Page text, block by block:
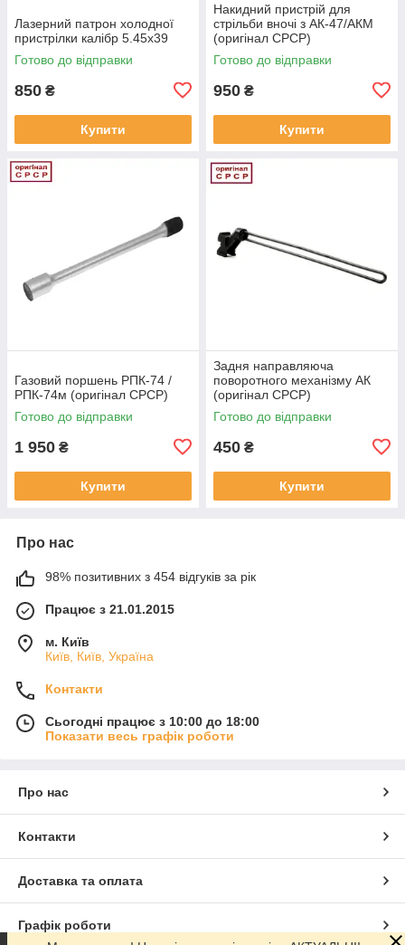
Лазерний патрон холодної
пристрілки калібр 5.45х39
Готово до відправки
850 ₴
Купити
Накидний пристрій для
стрільби вночі з АК-47/АКМ
(оригінал СРСР)
Готово до відправки
950 ₴
Купити
Газовий поршень РПК-74 /
РПК-74м (оригінал СРСР)
Готово до відправки
1 950 ₴
Купити
Задня направляюча
поворотного механізму АК
(оригінал СРСР)
Готово до відправки
450 ₴
Купити
Про нас
98% позитивних з 454 відгуків за рік
Працює з 21.01.2015
м. Київ
Київ, Київ, Україна
Контакти
Сьогодні працює з 10:00 до 18:00
Показати весь графік роботи
Про нас
Контакти
Доставка та оплата
Графік роботи